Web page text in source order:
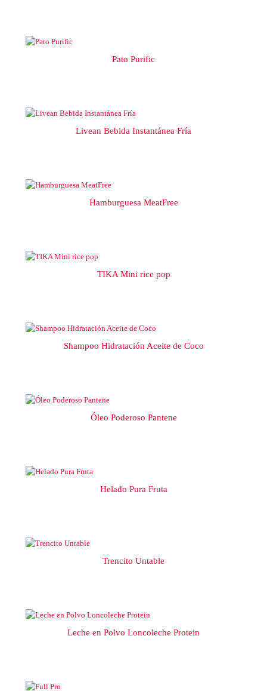
Pato Purific
Livean Bebida Instantánea Fría
Hamburguesa MeatFree
TIKA Mini rice pop
Shampoo Hidratación Aceite de Coco
Óleo Poderoso Pantene
Helado Pura Fruta
Trencito Untable
Leche en Polvo Loncoleche Protein